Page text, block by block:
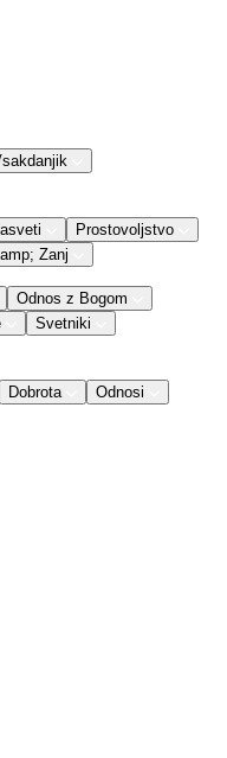
Prostovoljstvo
Zanj
Odnos z Bogom
Svetniki
Dobrota
Odnosi